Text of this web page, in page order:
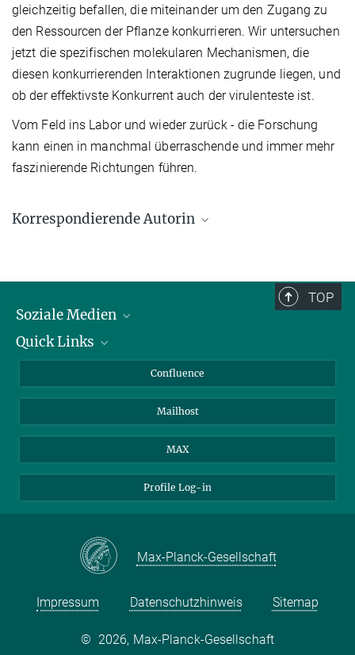
gleichzeitig befallen, die miteinander um den Zugang zu
den Ressourcen der Pflanze konkurrieren. Wir untersuchen
jetzt die spezifischen molekularen Mechanismen, die
diesen konkurrierenden Interaktionen zugrunde liegen, und
ob der effektivste Konkurrent auch der virulenteste ist.
Vom Feld ins Labor und wieder zurück - die Forschung
kann einen in manchmal überraschende und immer mehr
faszinierende Richtungen führen.
Korrespondierende Autorin
honour.mccann@tuebingen.mpg.de
TOP
Soziale Medien
LinkedIn
YouTube
Quick Links
Für Journalisten und Journalistinnen
Über Tiere in der Forschung
Ihr Weg zu uns
Confluence
Mailhost
MAX
Profile Log-in
Max-Planck-Gesellschaft
Impressum Datenschutzhinweis Sitemap
© 2026, Max-Planck-Gesellschaft